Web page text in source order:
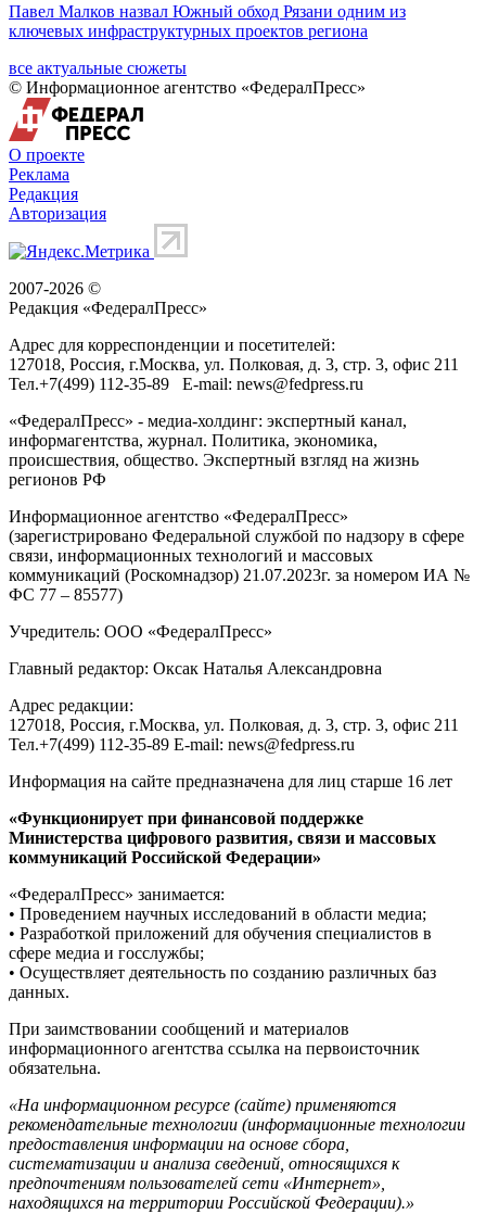
Павел Малков назвал Южный обход Рязани одним из
ключевых инфраструктурных проектов региона
все актуальные сюжеты
© Информационное агентство «ФедералПресс»
О проекте
Реклама
Редакция
Авторизация
2007-2026 ©
Редакция «ФедералПресс»
Адрес для корреспонденции и посетителей:
127018, Россия, г.Москва, ул. Полковая, д. 3, стр. 3, офис 211
Тел.+7(499) 112-35-89 E-mail: news@fedpress.ru
«ФедералПресс» - медиа-холдинг: экспертный канал,
информагентства, журнал. Политика, экономика,
происшествия, общество. Экспертный взгляд на жизнь
регионов РФ
Информационное агентство «ФедералПресс»
(зарегистрировано Федеральной службой по надзору в сфере
связи, информационных технологий и массовых
коммуникаций (Роскомнадзор) 21.07.2023г. за номером ИА №
ФС 77 – 85577)
Учредитель: ООО «ФедералПресс»
Главный редактор: Оксак Наталья Александровна
Адрес редакции:
127018, Россия, г.Москва, ул. Полковая, д. 3, стр. 3, офис 211
Тел.+7(499) 112-35-89 E-mail: news@fedpress.ru
Информация на сайте предназначена для лиц старше 16 лет
«Функционирует при финансовой поддержке
Министерства цифрового развития, связи и массовых
коммуникаций Российской Федерации»
«ФедералПресс» занимается:
• Проведением научных исследований в области медиа;
• Разработкой приложений для обучения специалистов в
сфере медиа и госслужбы;
• Осуществляет деятельность по созданию различных баз
данных.
При заимствовании сообщений и материалов
информационного агентства ссылка на первоисточник
обязательна.
«На информационном ресурсе (сайте) применяются
рекомендательные технологии (информационные технологии
предоставления информации на основе сбора,
систематизации и анализа сведений, относящихся к
предпочтениям пользователей сети «Интернет»,
находящихся на территории Российской Федерации).»